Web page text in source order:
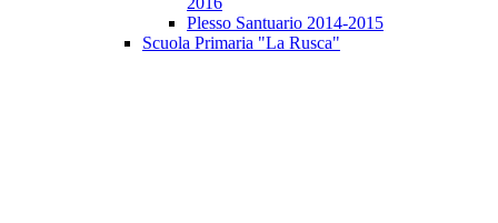
Plesso Santuario 2014-2015
Scuola Primaria "La Rusca"